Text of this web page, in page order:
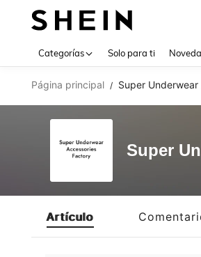
Categorías Solo para ti
Página principal / Super
Super
Artículo